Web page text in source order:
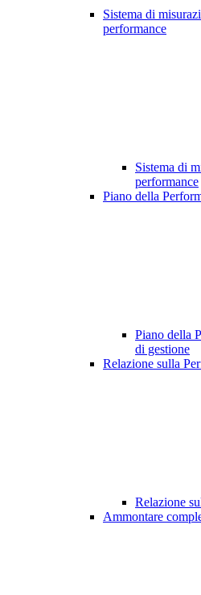
Sistema di
performance
Sistema di
performance
Piano della
Piano della
di gestione
Relazione sulla
Relazione
Ammontare